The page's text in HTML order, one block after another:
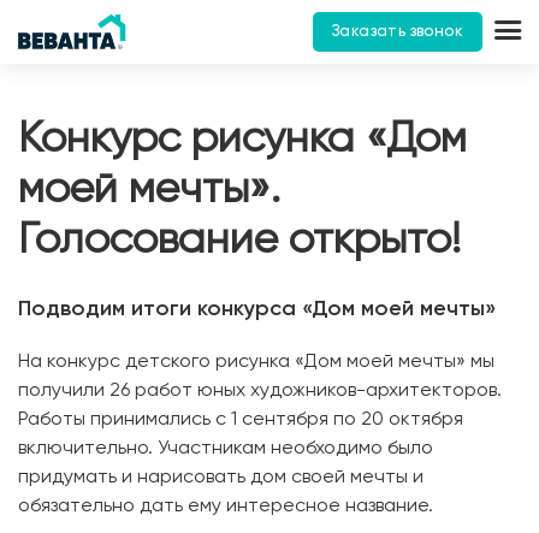
Заказать звонок
Конкурс рисунка «Дом
моей мечты».
Голосование открыто!
Подводим итоги конкурса «Дом моей мечты»
На конкурс детского рисунка «Дом моей мечты» мы
получили 26 работ юных художников-архитекторов.
Работы принимались с 1 сентября по 20 октября
включительно. Участникам необходимо было
придумать и нарисовать дом своей мечты и
обязательно дать ему интересное название.